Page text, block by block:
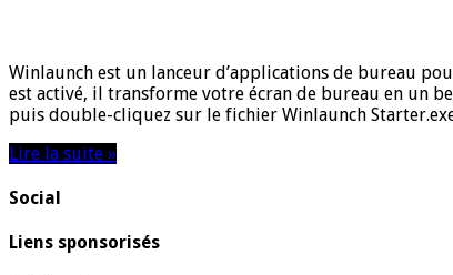
Winlaunch est un lanceur d’applications de bureau
est activé, il transforme votre écran de bureau en un
puis double-cliquez sur le fichier Winlaunch
Lire la suite »
Social
Liens sponsorisés